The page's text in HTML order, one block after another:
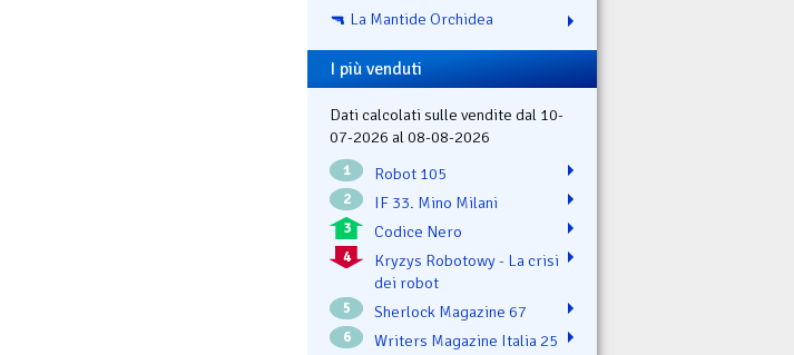
🔫 La Mantide Orchidea
I più venduti
Dati calcolati sulle vendite dal 10-
07-2026 al 08-08-2026
1 Robot 105
2 IF 33. Mino Milani
3 Codice Nero
4
Kryzys Robotowy - La crisi
dei robot
5 Sherlock Magazine 67
6 Writers Magazine Italia 25